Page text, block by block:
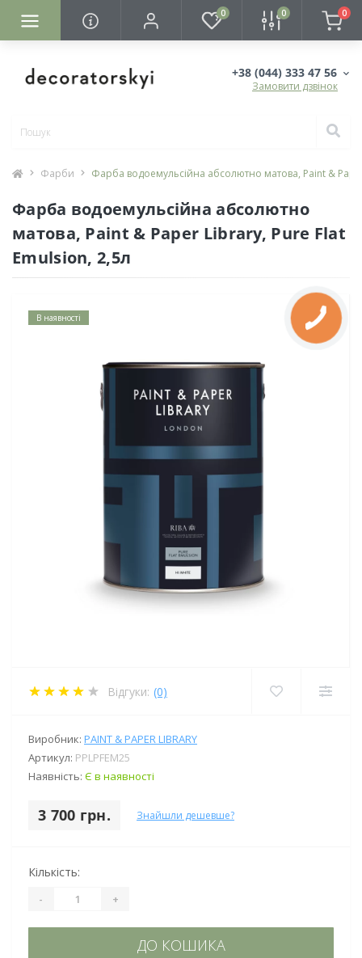
0 0 0
+38 (044) 333 47 56
Замовити дзвінок
Фарби Фарба водоемульсійна абсолютно матова, Paint &
Фарба водоемульсійна абсолютно
матова, Paint & Paper Library, Pure Flat
Emulsion, 2,5л
В наявності
Відгуки: (0)
Виробник: PAINT & PAPER LIBRARY
Артикул: PPLPFEM25
Наявність: Є в наявності
3 700 грн. Знайшли дешевше?
Кількість:
- +
ДО КОШИКА